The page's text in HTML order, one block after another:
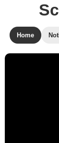
Home